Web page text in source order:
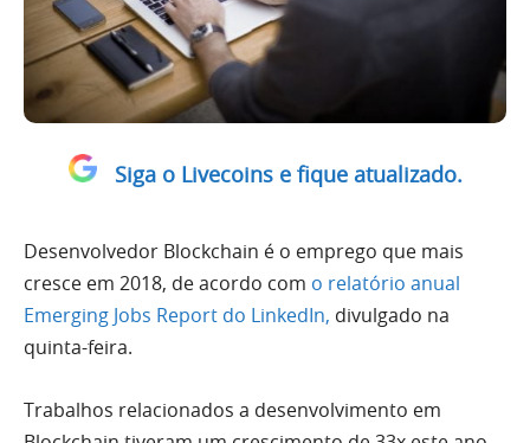
Siga o Livecoins e fique atualizado.
Desenvolvedor Blockchain é o emprego que mais
cresce em 2018, de acordo com o relatório anual
Emerging Jobs Report do LinkedIn, divulgado na
quinta-feira.
Trabalhos relacionados a desenvolvimento em